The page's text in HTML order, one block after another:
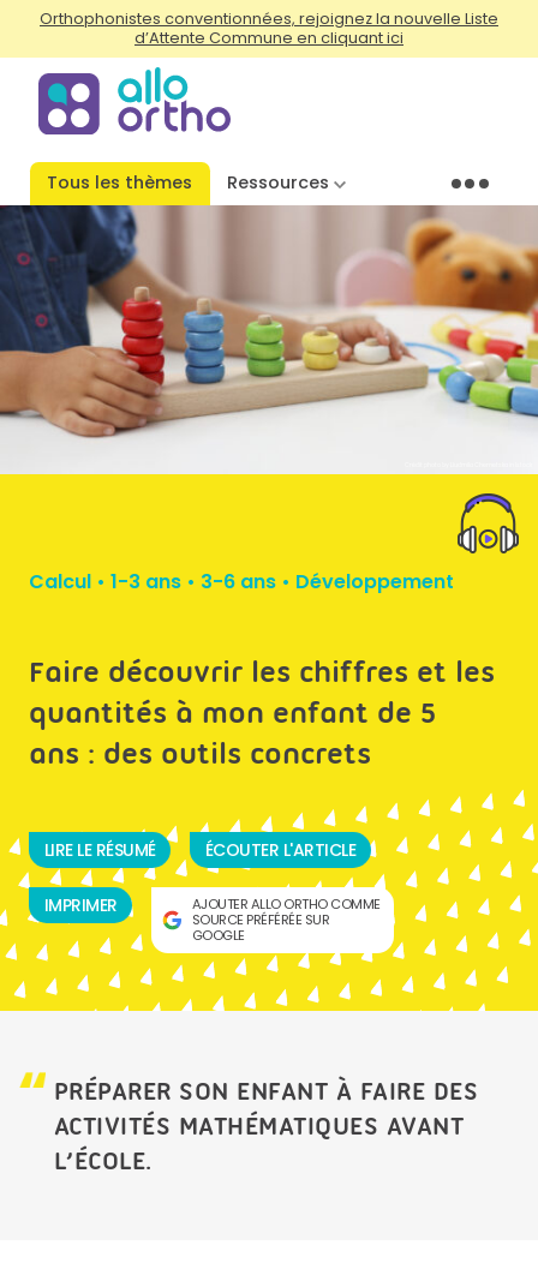
Orthophonistes conventionnées, rejoignez la nouvelle Liste
d’Attente Commune en cliquant ici
Tous les thèmes Ressources Menu
Calcul • 1-3 ans • 3-6 ans • Développement
Faire découvrir les chiffres et les
quantités à mon enfant de 5
ans : des outils concrets
LIRE LE RÉSUMÉ ÉCOUTER L'ARTICLE
IMPRIMER
AJOUTER ALLO ORTHO COMME
SOURCE PRÉFÉRÉE SUR
GOOGLE
PRÉPARER SON ENFANT À FAIRE DES
ACTIVITÉS MATHÉMATIQUES AVANT
L’ÉCOLE.